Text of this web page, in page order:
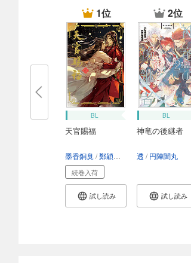
1位
BL
天官賜福
墨香銅臭 鄭穎馨 日出的小太陽
続巻入荷
試し読み
2位
BL
神竜の後継者
透 円陣闇丸
試し読み